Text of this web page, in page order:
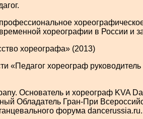
хореографии в России и
хореографа» (2013)
«Педагог хореограф
Основатель и хореограф KVA
Обладатель Гран-При
форума dancerussia.ru.